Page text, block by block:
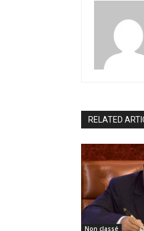
RELATED
Non classé